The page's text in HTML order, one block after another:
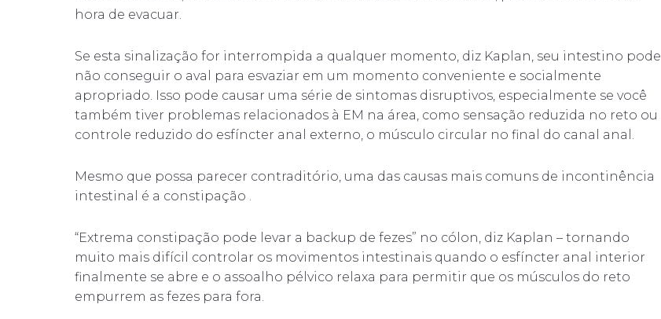
hora de evacuar.
Se esta sinalização for interrompida a qualquer momento, diz Kaplan, seu intestino pode
não conseguir o aval para esvaziar em um momento conveniente e socialmente
apropriado. Isso pode causar uma série de sintomas disruptivos, especialmente se você
também tiver problemas relacionados à EM na área, como sensação reduzida no reto ou
controle reduzido do esfíncter anal externo, o músculo circular no final do canal anal.
Mesmo que possa parecer contraditório, uma das causas mais comuns de incontinência
intestinal é a constipação .
“Extrema constipação pode levar a backup de fezes” no cólon, diz Kaplan – tornando
muito mais difícil controlar os movimentos intestinais quando o esfíncter anal interior
finalmente se abre e o assoalho pélvico relaxa para permitir que os músculos do reto
empurrem as fezes para fora.